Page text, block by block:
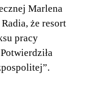
Marlena
że resort
pracy